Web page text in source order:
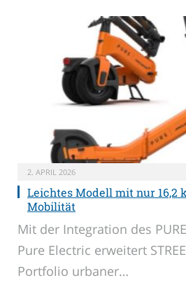
2. APRIL 2026
Leichtes Modell mit nur 16,2
Mobilität
Mit der Integration des
Pure Electric erweitert
Portfolio urbaner…